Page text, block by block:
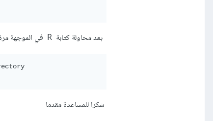
بعد محاولة كتابة R في الموجهة مرة أخرى هذا ما حدث
شكرا للمساعدة مقدما